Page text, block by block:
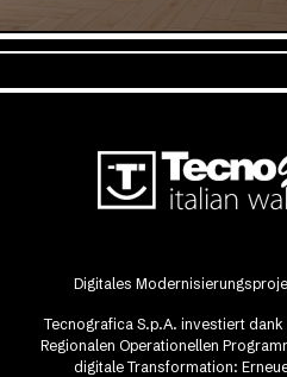
Digitales
Tecnografica S.p.A. investiert
Regionalen Operationellen
digitale Transformation: